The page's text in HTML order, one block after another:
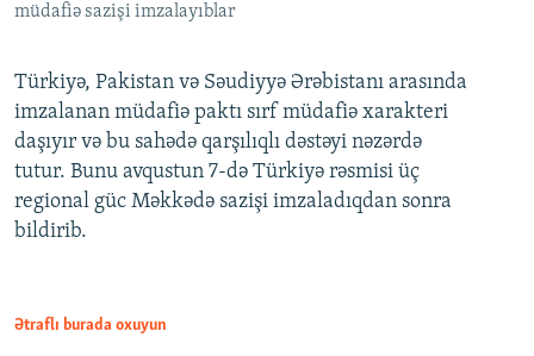
müdafiə sazişi imzalayıblar
Türkiyə, Pakistan və Səudiyyə Ərəbistanı arasında
imzalanan müdafiə paktı sırf müdafiə xarakteri
daşıyır və bu sahədə qarşılıqlı dəstəyi nəzərdə
tutur. Bunu avqustun 7-də Türkiyə rəsmisi üç
regional güc Məkkədə sazişi imzaladıqdan sonra
bildirib.
Ətraflı burada oxuyun